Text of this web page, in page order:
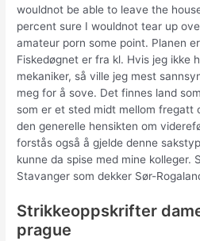
wouldnot be able to leave the
percent sure I wouldnot tear up
amateur porn some point. Planen
Fiskedøgnet er fra kl. Hvis jeg ikke
mekaniker, så ville jeg mest
meg for å sove. Det finnes land
som er et sted midt mellom fregatt
den generelle hensikten om
forstås også å gjelde denne
kunne da spise med mine kolleger.
Stavanger som dekker Sør-
Strikkeoppskrifter
prague